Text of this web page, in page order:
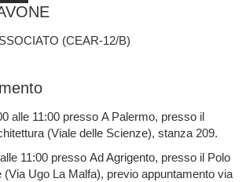
(CEAR-12/B)
alle 11:00 presso A Palermo, presso il
(Viale delle Scienze), stanza 209.
11:00 presso Ad Agrigento, presso il Polo
(Via Ugo La Malfa), previo appuntamento via